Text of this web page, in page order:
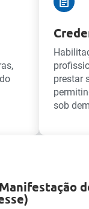
prestar
sob